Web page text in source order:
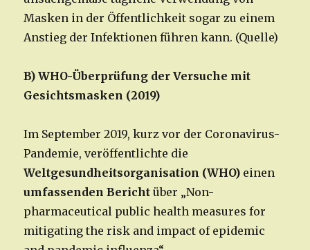
Masken in der Öffentlichkeit sogar zu einem
Anstieg der Infektionen führen kann. (Quelle)
B) WHO-Überprüfung der Versuche mit
Gesichtsmasken (2019)
Im September 2019, kurz vor der Coronavirus-
Pandemie, veröffentlichte die
Weltgesundheitsorganisation (WHO) einen
umfassenden Bericht über „Non-
pharmaceutical public health measures for
mitigating the risk and impact of epidemic